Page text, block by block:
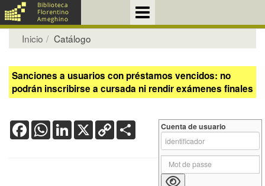
Inicio Catálogo
Sanciones a usuarios con préstamos vencidos: no
podrán inscribirse a cursada ni rendir exámenes finales
FacebookWhatsApp
LinkedIn
X Copy
Link
Cuenta de usuario